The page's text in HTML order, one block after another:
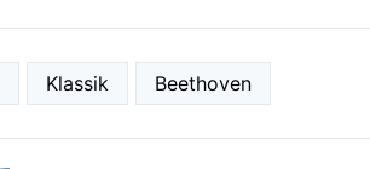
Klassik Beethoven